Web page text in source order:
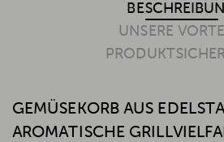
UNSERE
GEMÜSEKORB AUS
AROMATISCHE